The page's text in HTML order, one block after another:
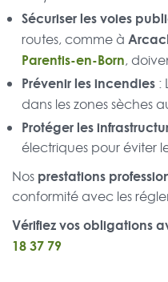
Sécuriser les voies
routes, comme à
Parentis-en-Born,
Prévenir les incendies :
dans les zones sèches
Protéger les
électriques pour éviter
Nos prestations
conformité avec les
Vérifiez vos obligations
18 37 79